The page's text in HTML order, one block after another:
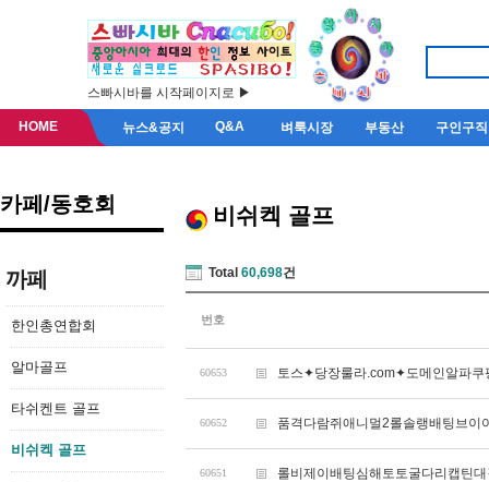
스빠시바를 시작페이지로 ▶
HOME 뉴스&공지 Q&A 벼룩시장 부동산 구인구직
카페/동호회
까페
한인총연합회
알마골프
타쉬켄트 골프
비쉬켁 골프
비쉬켁 골프
Total 60,698건
번호
60653 토스✦당장룰라.com✦도메인알파쿠
60652 품격다람쥐애니멀2롤솔랭배팅브
60651 롤비제이배팅심해토토굴다리캡틴